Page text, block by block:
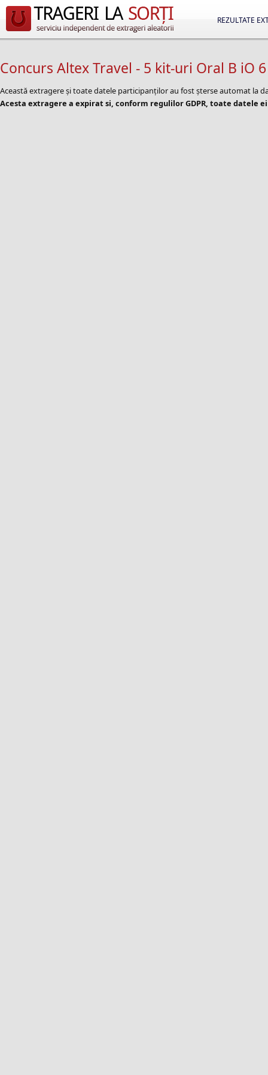
REZULTATE
Concurs Altex Travel - 5 kit-uri Oral B iO 6
Această extragere și toate datele participanților au fost șterse automat la
Acesta extragere a expirat si, conform regulilor GDPR, toate datele